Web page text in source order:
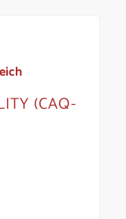
(CAQ-